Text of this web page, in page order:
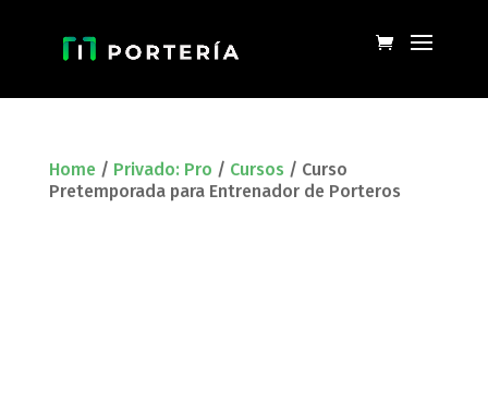
Home / Privado: Pro / Cursos / Curso
Pretemporada para Entrenador de Porteros